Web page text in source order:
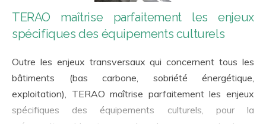
TERAO maîtrise parfaitement les enjeux
spécifiques des équipements culturels
Outre les enjeux transversaux qui concernent tous les
bâtiments (bas carbone, sobriété énergétique,
exploitation), TERAO maîtrise parfaitement les enjeux
spécifiques des équipements culturels, pour la